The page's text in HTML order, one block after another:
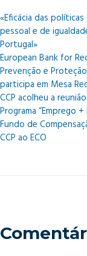
«Eficácia das
pessoal e de
Portugal»
European Bank for
Prevenção e
participa em Mesa
CCP acolheu a
Programa “Emprego
Fundo de
CCP ao ECO